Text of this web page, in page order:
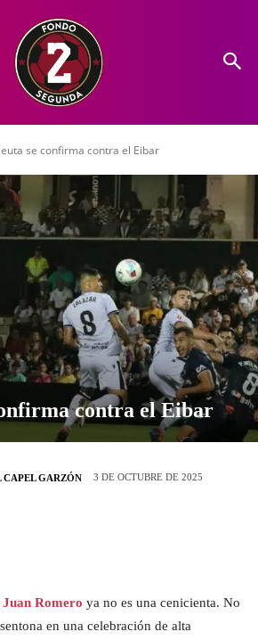
se confirma contra el Eibar
contra el Eibar
CAPEL GARZÓN 3 DE OCTUBRE DE 2025
Juan Romero ya no es una cenicienta. No
en una celebración de alta